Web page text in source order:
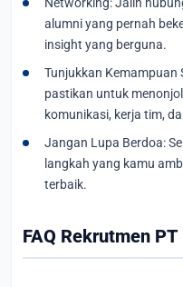
alumni yang pernah
insight yang berguna.
Tunjukkan Kemampuan
pastikan untuk
komunikasi, kerja tim,
Jangan Lupa Berdoa:
langkah yang kamu
terbaik.
FAQ Rekrutmen PT